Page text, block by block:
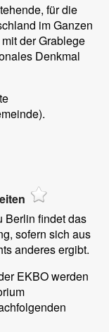
für die
im Ganzen
der Grablege
Denkmal
Berlin findet das
sofern sich aus
anderes ergibt.
EKBO werden